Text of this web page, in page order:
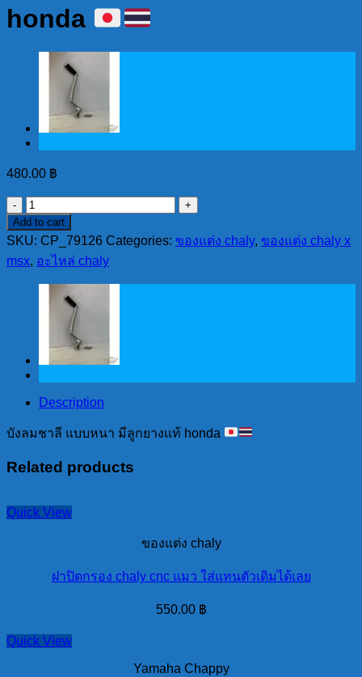
honda
480.00 ฿
บัง
ลม
ชา
ลี
หนา
แท้
honda
quantity
Add to cart
SKU: CP_79126 Categories: ของแต่ง chaly, ของแต่ง chaly x
msx, อะไหล่ chaly
Description
บังลมชาลี แบบหนา มีลูกยางแท้ honda
Related products
Quick View
ของแต่ง chaly
ฝาปิดกรอง chaly cnc แมว ใส่แทนตัวเดิมได้เลย
550.00 ฿
Quick View
Yamaha Chappy